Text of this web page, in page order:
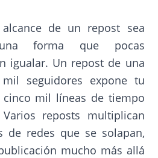
de un repost sea
forma que pocas
igualar. Un repost de una
seguidores expone tu
cinco mil líneas de tiempo
reposts multiplican
de redes que se solapan,
mucho más allá